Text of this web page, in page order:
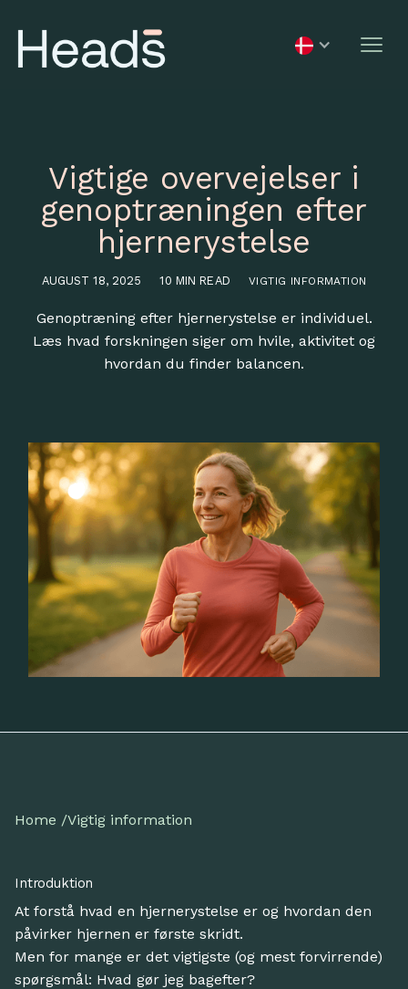
Vigtige overvejelser i
genoptræningen efter
hjernerystelse
AUGUST 18, 2025 10 MIN READ VIGTIG INFORMATION
Genoptræning efter hjernerystelse er individuel.
Læs hvad forskningen siger om hvile, aktivitet og
hvordan du finder balancen.
Home /Vigtig information
Introduktion
At forstå hvad en hjernerystelse er og hvordan den
påvirker hjernen er første skridt.
Men for mange er det vigtigste (og mest forvirrende)
spørgsmål: Hvad gør jeg bagefter?